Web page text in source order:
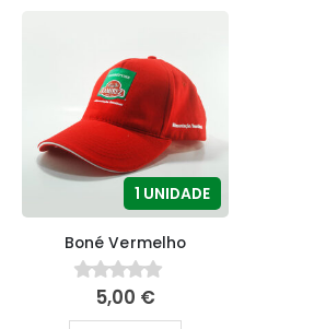
1 UNIDADE
Boné Vermelho
fora de 5
5,00 €